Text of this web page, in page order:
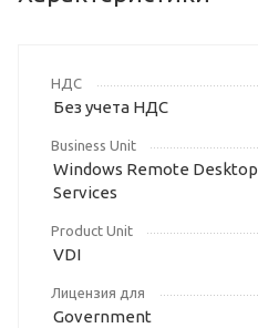
НДС
Без учета НДС
Business Unit
Windows Remote Desktop
Services
Product Unit
VDI
Лицензия для
Government